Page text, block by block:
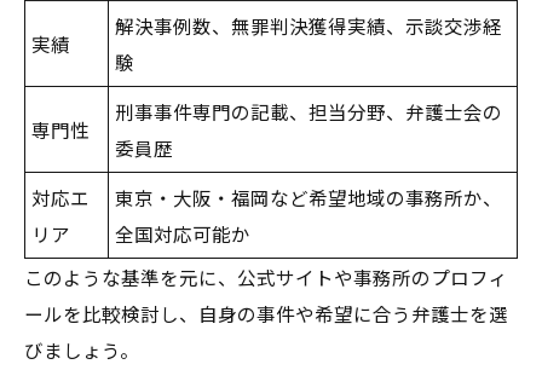
実績
解決事例数、無罪判決獲得実績、示談交渉経
験
専門性
刑事事件専門の記載、担当分野、弁護士会の
委員歴
対応エ
リア
東京・大阪・福岡など希望地域の事務所か、
全国対応可能か
このような基準を元に、公式サイトや事務所のプロフィ
ールを比較検討し、自身の事件や希望に合う弁護士を選
びましょう。